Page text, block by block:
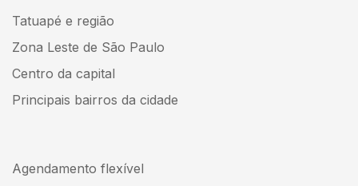
Tatuapé e região
Zona Leste de São Paulo
Centro da capital
Principais bairros da cidade
Agendamento flexível